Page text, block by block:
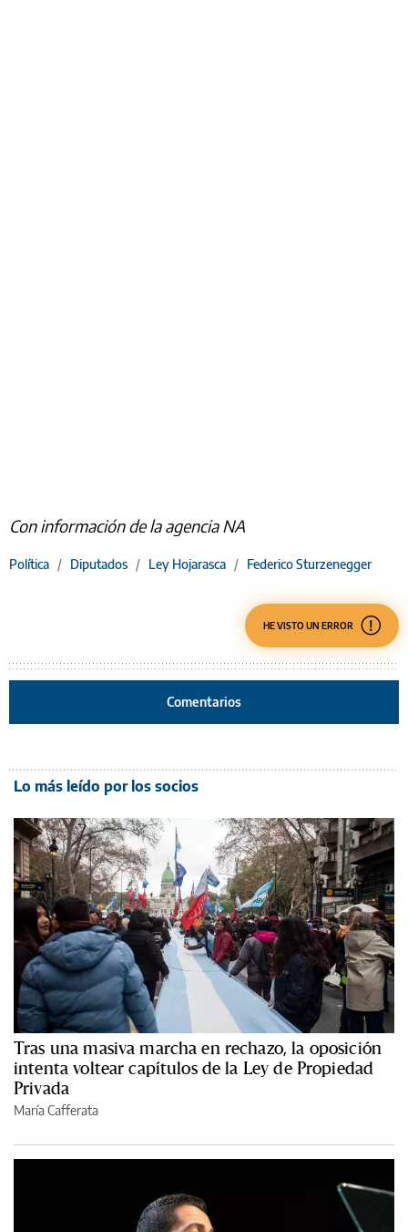
Con información de la agencia NA
Política / Diputados / Ley Hojarasca / Federico Sturzenegger
HE VISTO UN ERROR
Comentarios
Lo más leído por los socios
Tras una masiva marcha en rechazo, la oposición
intenta voltear capítulos de la Ley de Propiedad
Privada
María Cafferata